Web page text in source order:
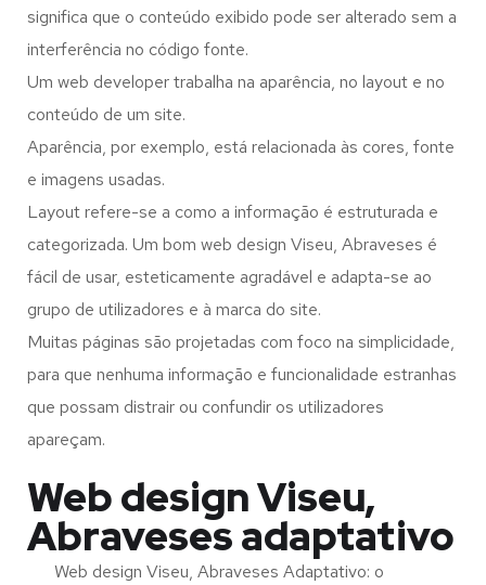
significa que o conteúdo exibido pode ser alterado sem a
interferência no código fonte.
Um web developer trabalha na aparência, no layout e no
conteúdo de um site.
Aparência, por exemplo, está relacionada às cores, fonte
e imagens usadas.
Layout refere-se a como a informação é estruturada e
categorizada. Um bom web design Viseu, Abraveses é
fácil de usar, esteticamente agradável e adapta-se ao
grupo de utilizadores e à marca do site.
Muitas páginas são projetadas com foco na simplicidade,
para que nenhuma informação e funcionalidade estranhas
que possam distrair ou confundir os utilizadores
apareçam.
Web design Viseu,
Abraveses adaptativo
Web design Viseu, Abraveses Adaptativo: o